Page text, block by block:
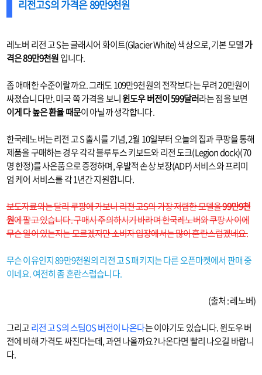
리전고S의 가격은 89만9천원
레노버 리전 고 S는 글래시어 화이트(Glacier White) 색상으로, 기본 모델가
격은 89만9천원입니다.
좀 애매한 수준이랄까요. 그래도 109만9천원의 전작보다는 무려 20만원이
싸졌습니다만. 미국 쪽 가격을 보니윈도우 버전이 599달러라는 점을 보면
이게 다 높은 환율 때문이 아닐까 생각합니다.
한국레노버는 리전 고 S 출시를 기념, 2월 10일부터 오늘의 집과 쿠팡을 통해
제품을 구매하는 경우 각각 블루투스 키보드와 리전 도크(Legion dock)(70
명 한정)를 사은품으로 증정하며, 우발적 손상 보장(ADP) 서비스와 프리미
엄 케어 서비스를 각 1년간 지원합니다.
보도자료와는 달리 쿠팡에 가보니 리전 고S의 가장 저렴한 모델을99만9천
원에 팔고 있습니다. 구매시 주의하시기 바라며 한국레노버와 쿠팡 사이에
무슨 일이 있는지는 모르겠지만 소비자 입장에서는 많이 혼란스럽겠네요.
무슨 이유인지 89만9천원의 리전 고 S 패키지는 다른 오픈마켓에서 판매 중
이네요. 여전히 좀 혼란스럽습니다.
(출처 : 레노버)
그리고리전 고 S의 스팀OS 버전이 나온다는 이야기도 있습니다. 윈도우 버
전에 비해 가격도 싸진다는데, 과연 나올까요? 나온다면 빨리 나오길 바랍니
다.